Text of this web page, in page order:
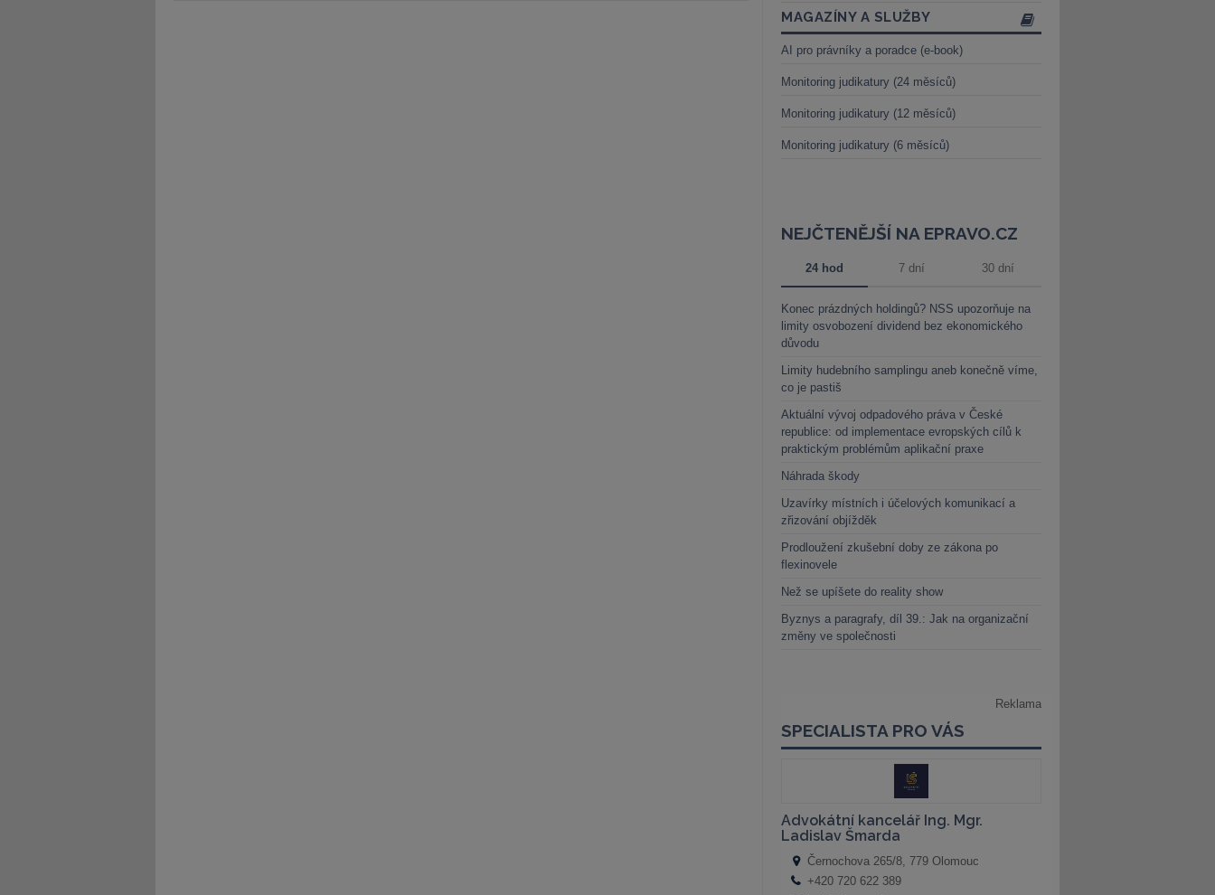
MAGAZÍNY A SLUŽBY
AI pro právníky a poradce (e-book)
Monitoring judikatury (24 měsíců)
Monitoring judikatury (12 měsíců)
Monitoring judikatury (6 měsíců)
NEJČTENĚJŠÍ NA EPRAVO.CZ
24 hod 7 dní 30 dní
Konec prázdných holdingů? NSS upozorňuje na
limity osvobození dividend bez ekonomického
důvodu
Limity hudebního samplingu aneb konečně víme,
co je pastiš
Aktuální vývoj odpadového práva v České
republice: od implementace evropských cílů k
praktickým problémům aplikační praxe
Náhrada škody
Uzavírky místních i účelových komunikací a
zřizování objížděk
Prodloužení zkušební doby ze zákona po
flexinovele
Než se upíšete do reality show
Byznys a paragrafy, díl 39.: Jak na organizační
změny ve společnosti